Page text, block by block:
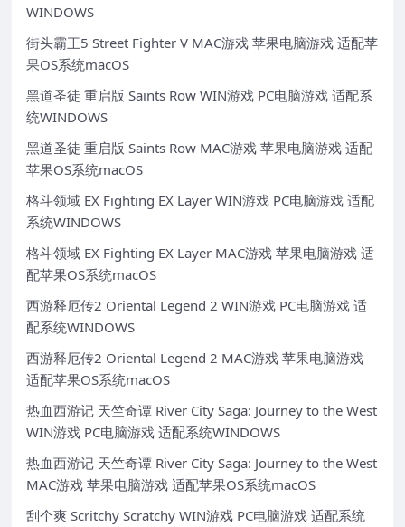
WINDOWS
街头霸王5 Street Fighter V MAC游戏 苹果电脑游戏 适配苹
果OS系统macOS
黑道圣徒 重启版 Saints Row WIN游戏 PC电脑游戏 适配系
统WINDOWS
黑道圣徒 重启版 Saints Row MAC游戏 苹果电脑游戏 适配
苹果OS系统macOS
格斗领域 EX Fighting EX Layer WIN游戏 PC电脑游戏 适配
系统WINDOWS
格斗领域 EX Fighting EX Layer MAC游戏 苹果电脑游戏 适
配苹果OS系统macOS
西游释厄传2 Oriental Legend 2 WIN游戏 PC电脑游戏 适
配系统WINDOWS
西游释厄传2 Oriental Legend 2 MAC游戏 苹果电脑游戏
适配苹果OS系统macOS
热血西游记 天竺奇谭 River City Saga: Journey to the West
WIN游戏 PC电脑游戏 适配系统WINDOWS
热血西游记 天竺奇谭 River City Saga: Journey to the West
MAC游戏 苹果电脑游戏 适配苹果OS系统macOS
刮个爽 Scritchy Scratchy WIN游戏 PC电脑游戏 适配系统